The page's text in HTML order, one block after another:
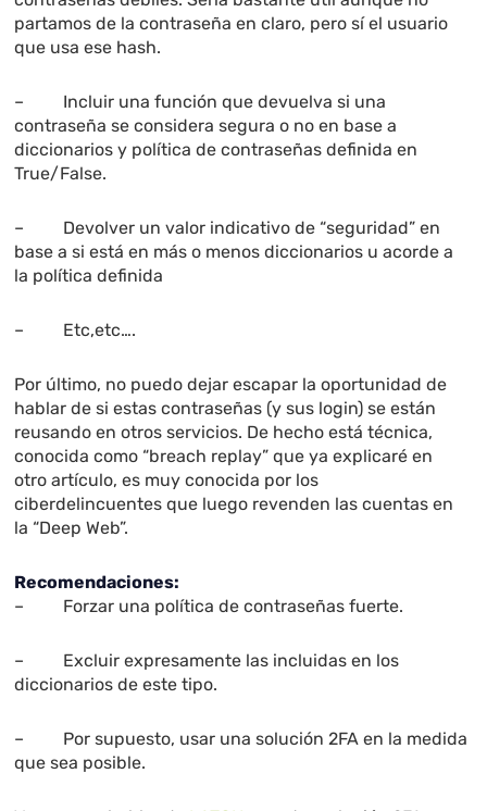
partamos de la contraseña en claro, pero sí el usuario
que usa ese hash.
– Incluir una función que devuelva si una
contraseña se considera segura o no en base a
diccionarios y política de contraseñas definida en
True/False.
– Devolver un valor indicativo de “seguridad” en
base a si está en más o menos diccionarios u acorde a
la política definida
– Etc,etc….
Por último, no puedo dejar escapar la oportunidad de
hablar de si estas contraseñas (y sus login) se están
reusando en otros servicios. De hecho está técnica,
conocida como “breach replay” que ya explicaré en
otro artículo, es muy conocida por los
ciberdelincuentes que luego revenden las cuentas en
la “Deep Web”.
Recomendaciones:
– Forzar una política de contraseñas fuerte.
– Excluir expresamente las incluidas en los
diccionarios de este tipo.
– Por supuesto, usar una solución 2FA en la medida
que sea posible.